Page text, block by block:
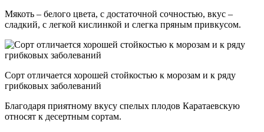
Мякоть – белого цвета, с достаточной сочностью, вкус –
сладкий, с легкой кислинкой и слегка пряным привкусом.
Сорт отличается хорошей стойкостью к морозам и к ряду
грибковых заболеваний
Благодаря приятному вкусу спелых плодов Каратаевскую
относят к десертным сортам.